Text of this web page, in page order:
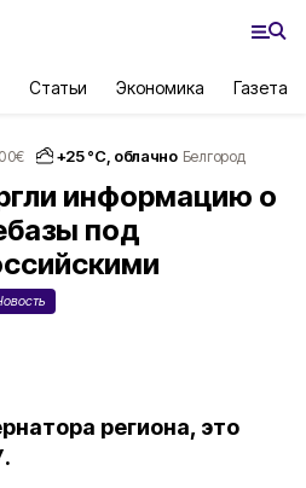
Статьи Экономика Газета
€ +25°С, облачно Белгород
информацию о
под
региона, это